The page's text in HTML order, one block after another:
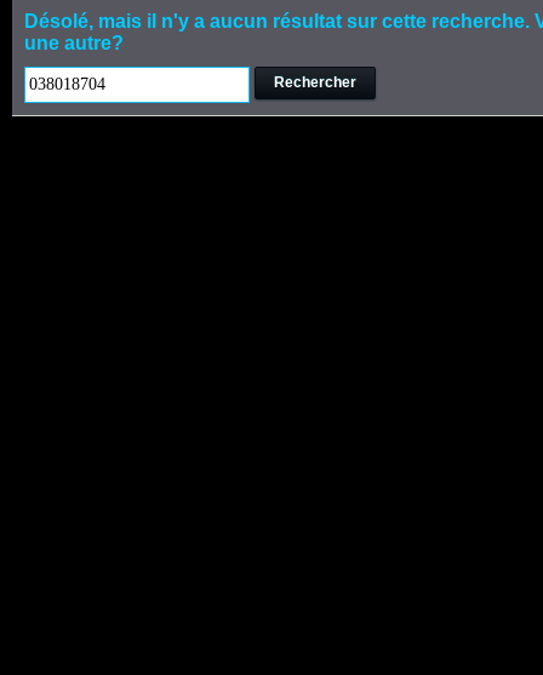
Désolé, mais il n'y a aucun résultat sur cette recherche.
une autre?
Rechercher